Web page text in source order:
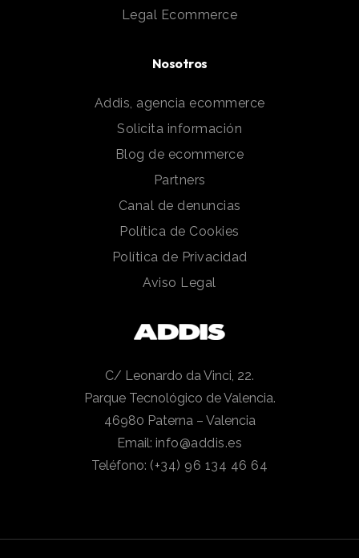
Legal Ecommerce
Nosotros
Addis, agencia ecommerce
Solicita información
Blog de ecommerce
Partners
Canal de denuncias
Política de Cookies
Política de Privacidad
Aviso Legal
C/ Leonardo da Vinci, 22.
Parque Tecnológico de Valencia.
46980 Paterna – Valencia
Email: info@addis.es
Teléfono: (+34) 96 134 46 64